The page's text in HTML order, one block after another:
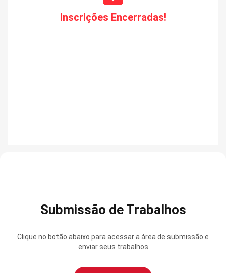
Inscrições Encerradas!
Submissão de Trabalhos
Clique no botão abaixo para acessar a área de submissão e
enviar seus trabalhos